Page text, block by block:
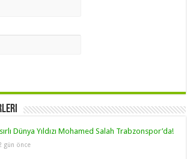
Dünya Yıldızı Mohamed Salah Trabzonspor’da!
gün önce